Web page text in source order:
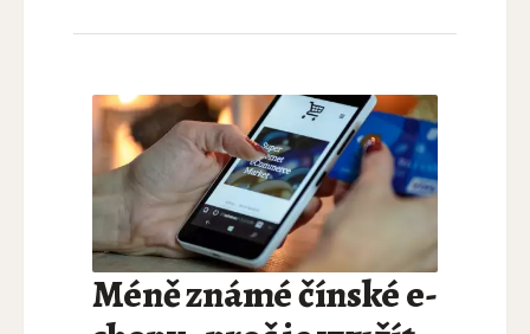
Méně známé čínské e-